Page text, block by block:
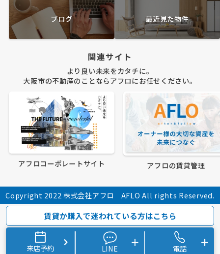
ブログ 最近見た物件
関連サイト
より良い未来をカタチに。
大阪市の不動産のことならアフロにお任せください。
アフロコーポレートサイト アフロの賃貸管理
Copyright 2022 株式会社アフロ AFLO All rights Reserved.
賃貸か購入で迷われている方はこちら
来店予約 LINE 電話